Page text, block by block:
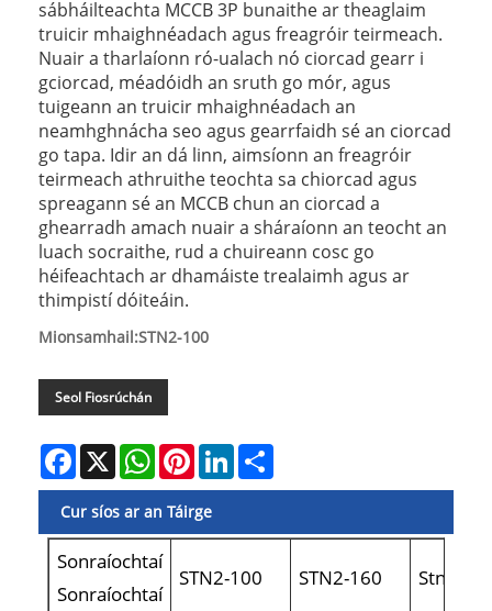
sábháilteachta MCCB 3P bunaithe ar theaglaim
truicir mhaighnéadach agus freagróir teirmeach.
Nuair a tharlaíonn ró-ualach nó ciorcad gearr i
gciorcad, méadóidh an sruth go mór, agus
tuigeann an truicir mhaighnéadach an
neamhghnácha seo agus gearrfaidh sé an ciorcad
go tapa. Idir an dá linn, aimsíonn an freagróir
teirmeach athruithe teochta sa chiorcad agus
spreagann sé an MCCB chun an ciorcad a
ghearradh amach nuair a sháraíonn an teocht an
luach socraithe, rud a chuireann cosc ​​go
héifeachtach ar dhamáiste trealaimh agus ar
thimpistí dóiteáin.
Mionsamhail:STN2-100
Seol Fiosrúchán
Facebook
X WhatsAppPinterestLinkedIn
Cur síos ar an Táirge
Sonraíochtaí
Sonraíochtaí
STN2-100 STN2-160 Stn2-